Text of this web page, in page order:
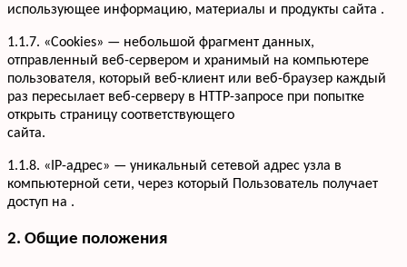
использующее информацию, материалы и продукты сайта .
1.1.7. «Cookies» — небольшой фрагмент данных,
отправленный веб-сервером и хранимый на компьютере
пользователя, который веб-клиент или веб-браузер каждый
раз пересылает веб-серверу в HTTP-запросе при попытке
открыть страницу соответствующего
сайта.
1.1.8. «IP-адрес» — уникальный сетевой адрес узла в
компьютерной сети, через который Пользователь получает
доступ на .
2. Общие положения